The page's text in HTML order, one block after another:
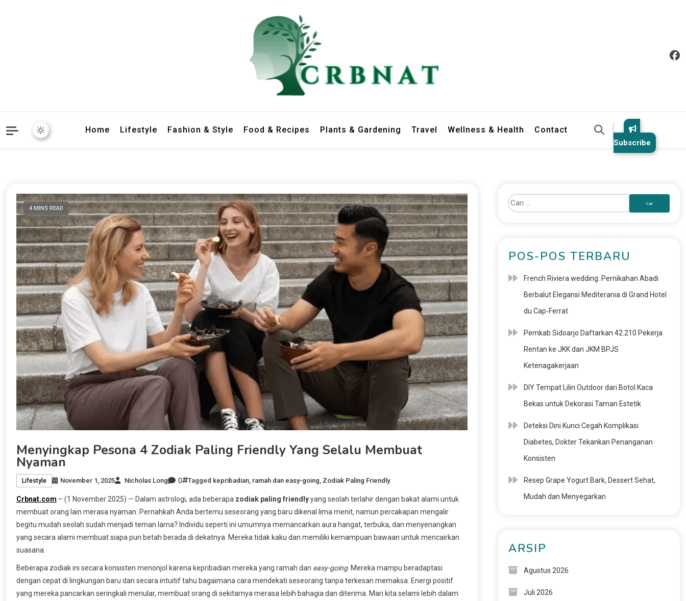
Home Lifestyle Fashion & Style Food & Recipes Plants & Gardening Travel Wellness & Health Contact
Subscribe
4 MINS READ
Menyingkap Pesona 4 Zodiak Paling Friendly Yang Selalu Membuat
Nyaman
Lifestyle November 1, 2025 Nicholas Long 0 Tagged kepribadian, ramah dan easy-going, Zodiak Paling Friendly
Crbnat.com – (1 November 2025) — Dalam astrologi, ada beberapa zodiak paling friendlyyang seolah terlahir dengan bakat alami untuk
membuat orang lain merasa nyaman. Pernahkah Anda bertemu seseorang yang baru dikenal lima menit, namun percakapan mengalir
begitu mudah seolah sudah menjadi teman lama? Individu seperti ini umumnya memancarkan aura hangat, terbuka, dan menyenangkan
yang secara alami membuat siapa pun betah berada di dekatnya. Mereka tidak kaku dan memiliki kemampuan bawaan untuk mencairkan
suasana.
Beberapa zodiak ini secara konsisten menonjol karena kepribadian mereka yang ramah dan easy-going. Mereka mampu beradaptasi
dengan cepat di lingkungan baru dan secara intuitif tahu bagaimana cara mendekati seseorang tanpa terkesan memaksa. Energi positif
yang mereka pancarkan seringkali menular, membuat orang di sekitarnya merasa lebih bahagia dan diterima. Mari kita selami lebih dalam
POS-POS TERBARU
French Riviera wedding: Pernikahan Abadi
Berbalut Elegansi Mediterania di Grand Hotel
du Cap-Ferrat
Pemkab Sidoarjo Daftarkan 42.210 Pekerja
Rentan ke JKK dan JKM BPJS
Ketenagakerjaan
DIY Tempat Lilin Outdoor dari Botol Kaca
Bekas untuk Dekorasi Taman Estetik
Deteksi Dini Kunci Cegah Komplikasi
Diabetes, Dokter Tekankan Penanganan
Konsisten
Resep Grape Yogurt Bark, Dessert Sehat,
Mudah dan Menyegarkan
ARSIP
Agustus 2026
Juli 2026